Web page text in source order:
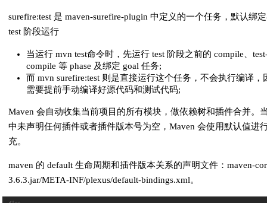
surefire:test 是 maven-surefire-plugin 中定义的一个任务，默认绑
test 阶段运行
当运行 mvn test命令时，先运行 test 阶段之前的 compile、
compile 等 phase 及绑定 goal 任务;
而 mvn surefire:test 则是直接运行这个任务，不会执行编译，
需要提前手动编译好源代码和测试代码;
Maven 会自动收集当前项目的所有模块，做依赖树和插件合并。
中未声明任何插件或者插件版本号为空，Maven 会使用默认值进
充。
maven 的 default 生命周期和插件版本关系的声明文件：maven-
3.6.3.jar/META-INF/plexus/default-bindings.xml。